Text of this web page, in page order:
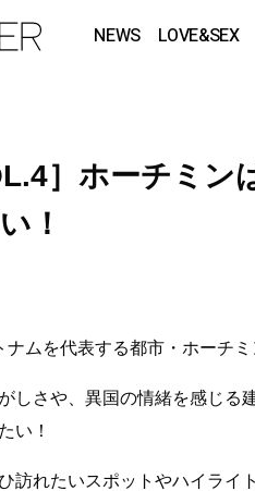
NEWS LOVE&SEX
］ホーチミン
！
ムを代表する都市・ホーチミ
しさや、異国の情緒を感じる
い！
訪れたいスポットやハイライ